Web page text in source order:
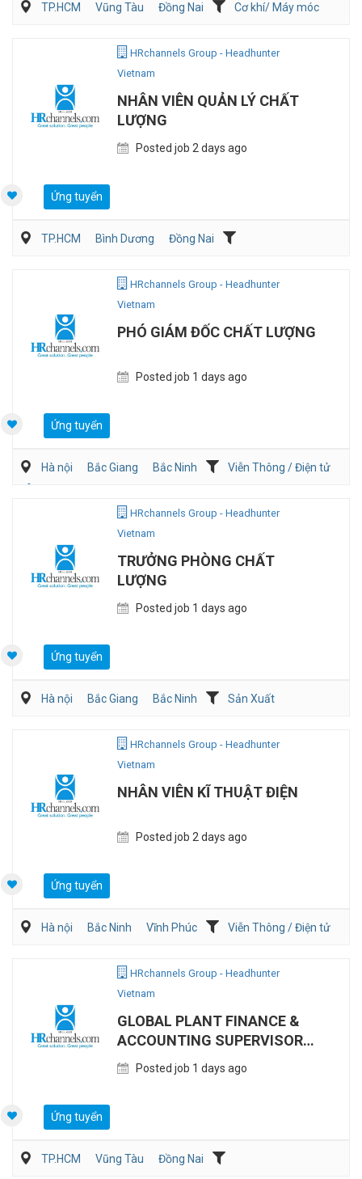
TP.HCM Vũng Tàu Đồng Nai
Cơ khí/ Máy móc
HRchannels Group - Headhunter
Vietnam
NHÂN VIÊN QUẢN LÝ CHẤT
LƯỢNG
Posted job 2 days ago
Ứng tuyển
TP.HCM Bình Dương
Đồng Nai
HRchannels Group - Headhunter
Vietnam
PHÓ GIÁM ĐỐC CHẤT LƯỢNG
Posted job 1 days ago
Ứng tuyển
Hà nội Bắc Giang Bắc Ninh
Viễn Thông / Điện tử
HRchannels Group - Headhunter
Vietnam
TRƯỞNG PHÒNG CHẤT
LƯỢNG
Posted job 1 days ago
Ứng tuyển
Hà nội Bắc Giang Bắc Ninh
Sản Xuất
HRchannels Group - Headhunter
Vietnam
NHÂN VIÊN KĨ THUẬT ĐIỆN
Posted job 2 days ago
Ứng tuyển
Hà nội Bắc Ninh Vĩnh Phúc
Viễn Thông / Điện tử
HRchannels Group - Headhunter
Vietnam
GLOBAL PLANT FINANCE &
ACCOUNTING SUPERVISOR
(MANUFACTURING)
Posted job 1 days ago
Ứng tuyển
TP.HCM Vũng Tàu
Đồng Nai